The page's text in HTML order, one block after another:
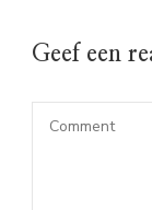
Geef een